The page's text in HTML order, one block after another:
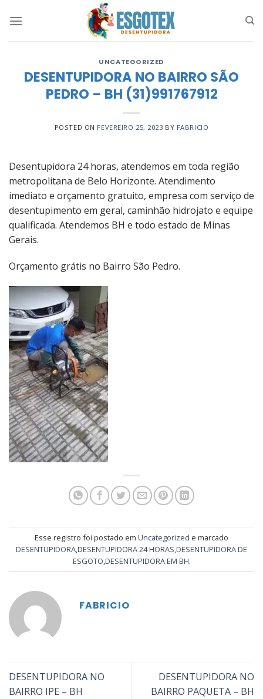
UNCATEGORIZED
DESENTUPIDORA NO BAIRRO SÃO
PEDRO – BH (31)991767912
POSTED ON FEVEREIRO 25, 2023 BY FABRICIO
Desentupidora 24 horas, atendemos em toda região
metropolitana de Belo Horizonte. Atendimento
imediato e orçamento gratuito, empresa com serviço de
desentupimento em geral, caminhão hidrojato e equipe
qualificada. Atendemos BH e todo estado de Minas
Gerais.
Orçamento grátis no Bairro São Pedro.
Esse registro foi postado em Uncategorized e marcado
DESENTUPIDORADESENTUPIDORA 24 HORAS DESENTUPIDORA DE
ESGOTO DESENTUPIDORA EM BH.
FABRICIO
DESENTUPIDORA NO
BAIRRO IPE – BH
DESENTUPIDORA NO
BAIRRO PAQUETA – BH